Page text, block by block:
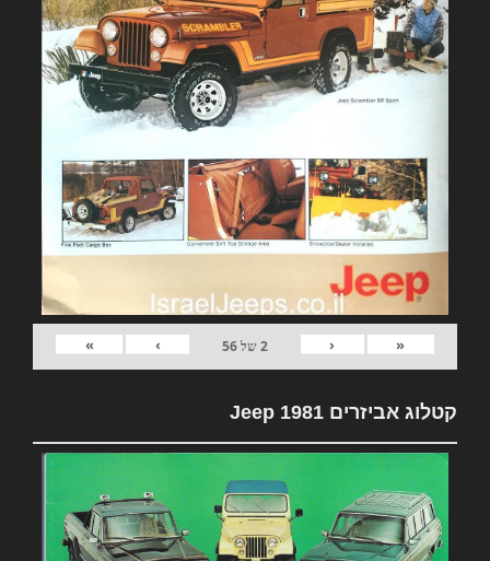
«
‹
2של56
›
»
קטלוג אביזרים 1981 Jeep